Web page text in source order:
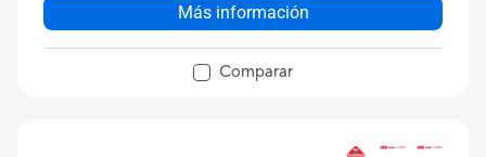
Más información
Comparar